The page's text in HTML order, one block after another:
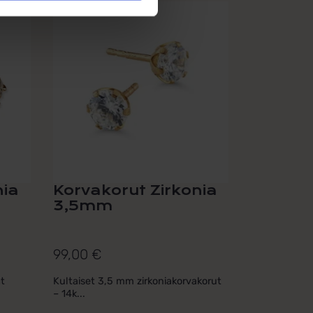
Korvakorut Zirkonia
3,5mm
99,00 €
Kultaiset 3,5 mm zirkoniakorvakorut
– 14k...